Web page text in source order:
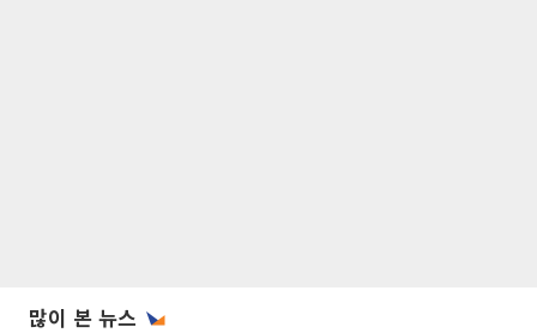
많이 본 뉴스